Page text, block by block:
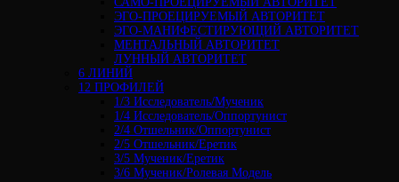
ЭГО-ПРОЕЦИРУЕМЫЙ АВТОРИТЕТ
ЭГО-МАНИФЕСТИРУЮЩИЙ АВТОРИТЕТ
МЕНТАЛЬНЫЙ АВТОРИТЕТ
ЛУННЫЙ АВТОРИТЕТ
6 ЛИНИЙ
12 ПРОФИЛЕЙ
1/3 Исследователь/Мученик
1/4 Исследователь/Оппортунист
2/4 Отшельник/Оппортунист
2/5 Отшельник/Еретик
3/5 Мученик/Еретик
3/6 Мученик/Ролевая Модель